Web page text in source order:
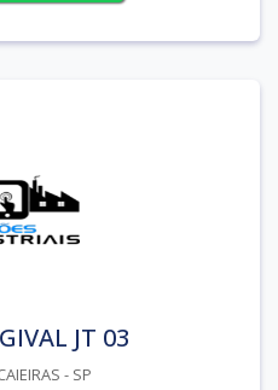
JT 03
- SP